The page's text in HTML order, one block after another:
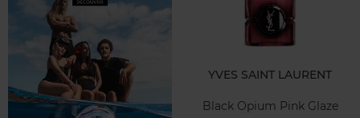
YVES SAINT LAURENT
Black Opium Pink Glaze